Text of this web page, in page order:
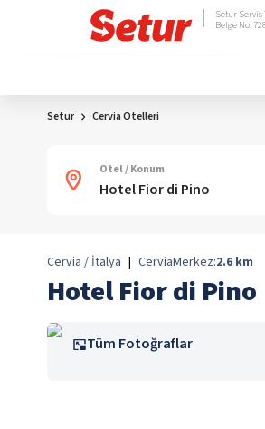
Setur Servis
Belge No:
Setur Cervia Otelleri
Otel / Konum
Cervia / İtalya | CerviaMerkez:2.6 km
Hotel Fior di Pino
Tüm Fotoğraflar